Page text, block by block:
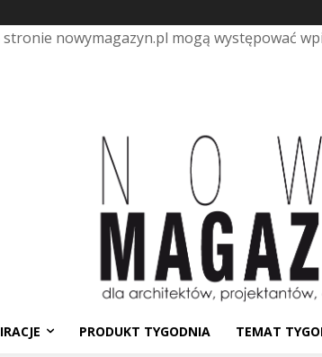
stronie nowymagazyn.pl mogą występować
PRODUKT TYGODNIA TEMAT